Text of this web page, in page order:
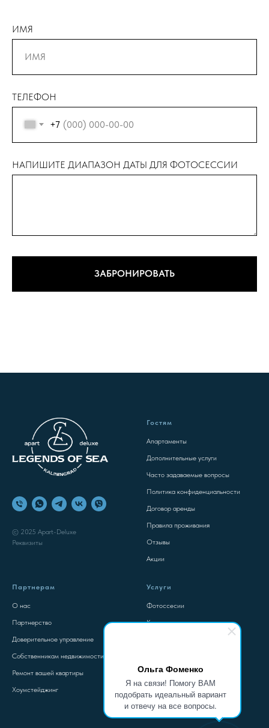
Ольга Фоменко
Я на связи! Помогу ВАМ
подобрать идеальный вариант
и отвечу на все вопросы.
ИМЯ
ТЕЛЕФОН
+7
НАПИШИТЕ ДИАПАЗОН ДАТЫ ДЛЯ ФОТОСЕССИИ
ЗАБРОНИРОВАТЬ
© 2025 Apart-Deluxe
Реквизиты
Гостям
Апартаменты
Дополнительные услуги
Часто задаваемые вопросы
Политика конфиденциальности
Договор аренды
Правила проживания
Отзывы
Акции
Партнерам
О нас
Партнерство
Доверительное управление
Собственникам недвижимости
Ремонт вашей квартиры
Хоумстейджинг
Услуги
Фотоссесии
Консультация